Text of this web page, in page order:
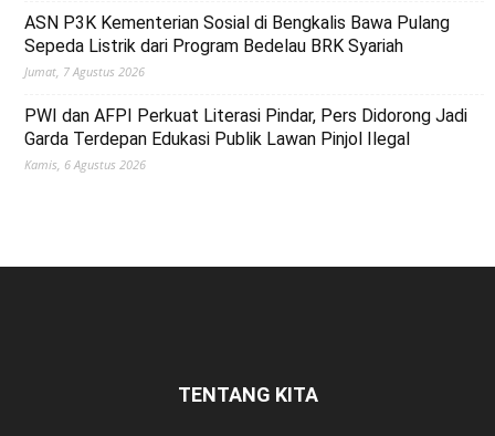
ASN P3K Kementerian Sosial di Bengkalis Bawa Pulang
Sepeda Listrik dari Program Bedelau BRK Syariah
Jumat, 7 Agustus 2026
PWI dan AFPI Perkuat Literasi Pindar, Pers Didorong Jadi
Garda Terdepan Edukasi Publik Lawan Pinjol Ilegal
Kamis, 6 Agustus 2026
TENTANG KITA